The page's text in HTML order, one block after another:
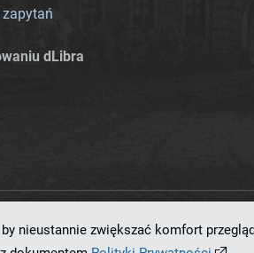
zapytań
dLibra
serwis działa dzięki oprogramowaniudLibra
nieustannie zwiększać komfort